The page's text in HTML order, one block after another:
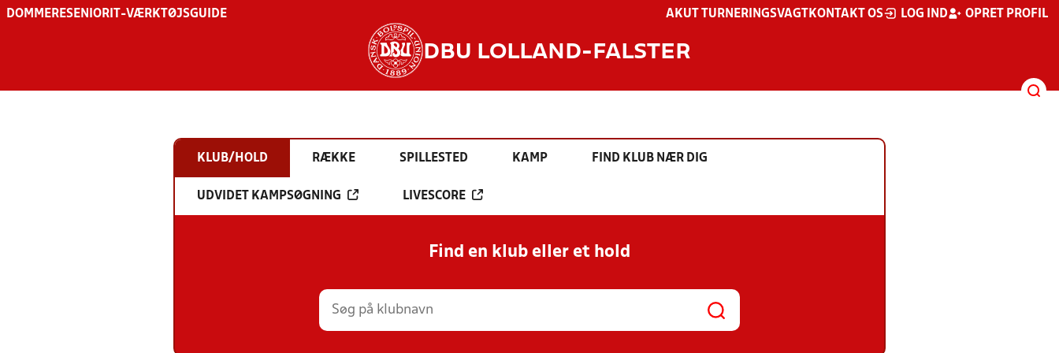
DOMMERESENIOR IT-VÆRKTØJSGUIDE AKUT TURNERINGSVAGT KONTAKT OS LOG IND OPRET PROFIL
DBU LOLLAND-FALSTER
KLUB/HOLD RÆKKE SPILLESTED KAMP FIND KLUB NÆR DIG
UDVIDET KAMPSØGNING LIVESCORE
Find en klub eller et hold